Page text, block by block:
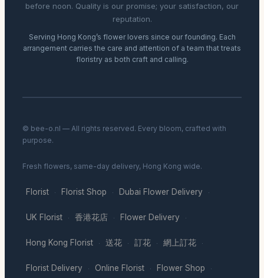
before noon. Quality is our promise; your satisfaction, our
reputation.
Serving Hong Kong’s flower lovers since our founding. Each
arrangement carries the care and attention of a team that treats
floristry as both craft and calling.
© bee-o.nl — All rights reserved. Every bloom, crafted with
purpose.
Fresh flowers, same-day delivery, Hong Kong wide.
Florist · Florist Shop · Dubai Flower Delivery ·
UK Florist · 香港花店 · Flower Delivery ·
Hong Kong Florist · 送花 · 訂花 · 網上訂花 ·
Florist Delivery · Online Florist · Flower Shop ·